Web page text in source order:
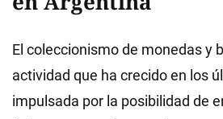
El coleccionismo de monedas y
actividad que ha crecido en los
impulsada por la posibilidad de